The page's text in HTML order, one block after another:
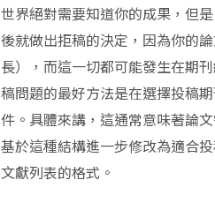
世界絕對需要知道你的成果，但
後就做出拒稿的決定，因為你的
長），而這一切都可能發生在期
稿問題的最好方法是在選擇投稿
件。具體來講，這通常意味著論
基於這種結構進一步修改為適合
文獻列表的格式。